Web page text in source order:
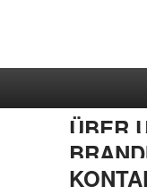
ÜBER